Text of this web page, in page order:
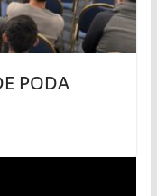
PODA